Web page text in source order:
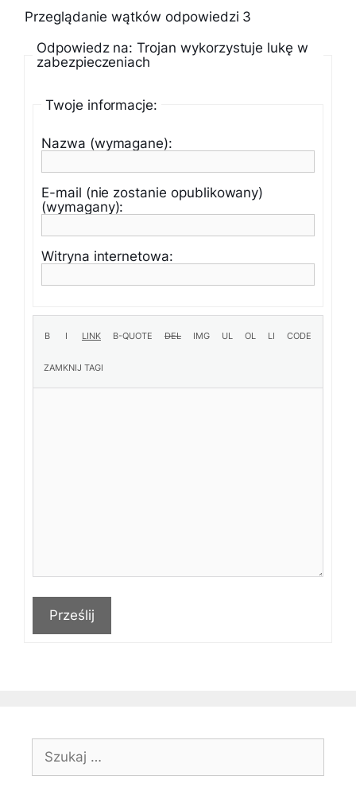
Przeglądanie wątków odpowiedzi 3
Odpowiedz na: Trojan wykorzystuje lukę w
zabezpieczeniach
Twoje informacje:
Nazwa (wymagane):
E-mail (nie zostanie opublikowany)
(wymagany):
Witryna internetowa:
Prześlij
Szukaj: